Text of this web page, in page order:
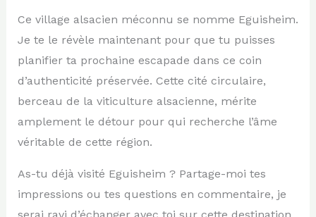
Ce village alsacien méconnu se nomme Eguisheim.
Je te le révèle maintenant pour que tu puisses
planifier ta prochaine escapade dans ce coin
d’authenticité préservée. Cette cité circulaire,
berceau de la viticulture alsacienne, mérite
amplement le détour pour qui recherche l’âme
véritable de cette région.
As-tu déjà visité Eguisheim ? Partage-moi tes
impressions ou tes questions en commentaire, je
serai ravi d’échanger avec toi sur cette destination